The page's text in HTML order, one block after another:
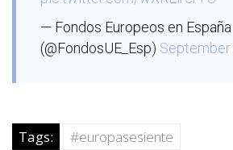
— Fondos Europeos en España
(@FondosUE_Esp) September
Tags: #europasesiente